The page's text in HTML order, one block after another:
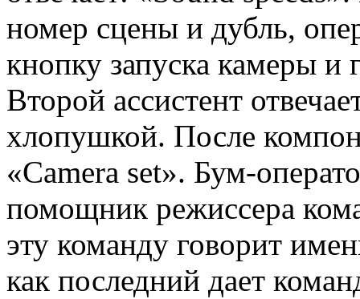
номер сцены и дубль,
кнопку запуска камеры и
Второй ассистент
хлопушкой. После
«Camera set». Бум-
помощник режиссера
эту команду говорит
как последний дает